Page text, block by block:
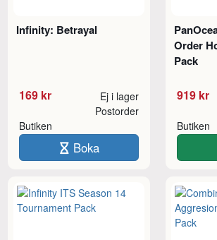
Infinity: Betrayal
169 kr Ej i lager
Butiken
Postorder
Boka
Order
Pack
919 kr
Butiken